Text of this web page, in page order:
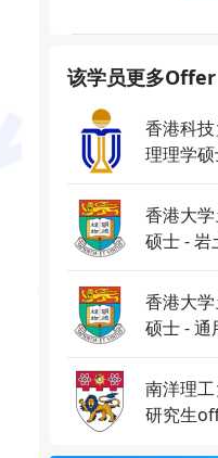
该学员更多Offer
香港科
理理学
香港大
硕士 -
一枚
香港大
硕士 -
南洋理
研究生